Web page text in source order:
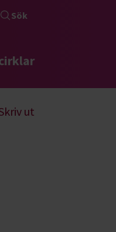
Sök
ut